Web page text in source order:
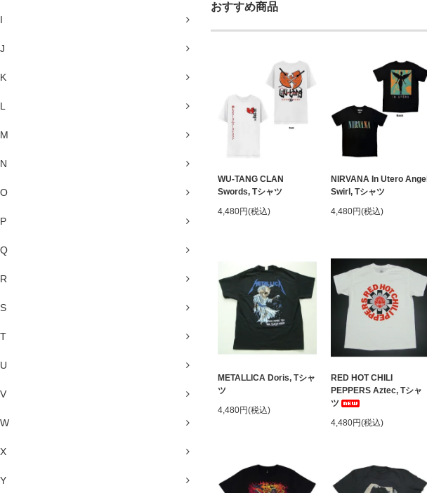
I
J
K
L
M
N
O
P
Q
R
S
T
U
V
W
X
Y
おすすめ商品
WU-TANG CLAN
Swords, Tシャツ
4,480円(税込)
NIRVANA In Utero Angel
Swirl, Tシャツ
4,480円(税込)
METALLICA Doris, Tシャ
ツ
4,480円(税込)
RED HOT CHILI
PEPPERS Aztec, Tシャ
ツ
4,480円(税込)